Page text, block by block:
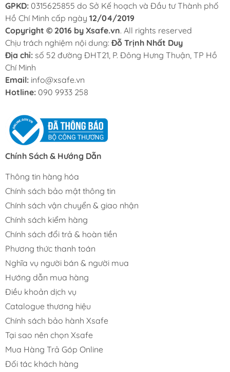
GPKD: 0315625855 do Sở Kế hoạch và Đầu tư Thành phố
Hồ Chí Minh cấp ngày 12/04/2019
Copyright © 2016 by Xsafe.vn. All rights reserved
Chịu trách nghiệm nội dung: Đỗ Trịnh Nhất Duy
Địa chỉ: số 52 đường ĐHT21, P. Đông Hưng Thuận, TP Hồ
Chí Minh
Email: info@xsafe.vn
Hotline: 090 9933 258
Chính Sách & Hướng Dẫn
Thông tin hàng hóa
Chính sách bảo mật thông tin
Chính sách vận chuyển & giao nhận
Chính sách kiểm hàng
Chính sách đổi trả & hoàn tiền
Phương thức thanh toán
Nghĩa vụ người bán & người mua
Hướng dẫn mua hàng
Điều khoản dịch vụ
Catalogue thương hiệu
Chính sách bảo hành Xsafe
Tại sao nên chọn Xsafe
Mua Hàng Trả Góp Online
Đối tác khách hàng